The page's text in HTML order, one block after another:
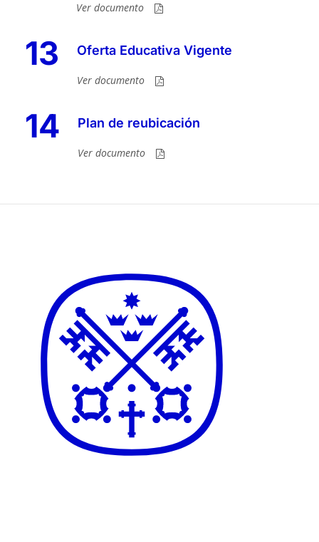
Ver documento
13 Oferta Educativa Vigente
Ver documento
14 Plan de reubicación
Ver documento